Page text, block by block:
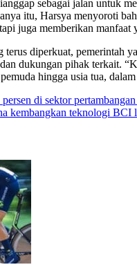
sebagai jalan untuk
itu, Harsya menyoroti
juga memberikan manfaat
terus diperkuat, pemerintah
dukungan pihak terkait.
hingga usia tua,
di sektor
kembangkan teknologi BCI